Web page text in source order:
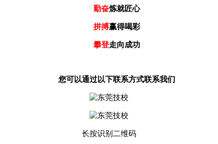
勤奋炼就匠心
拼搏赢得喝彩
攀登走向成功
您可以通过以下联系方式联系我们
长按识别二维码